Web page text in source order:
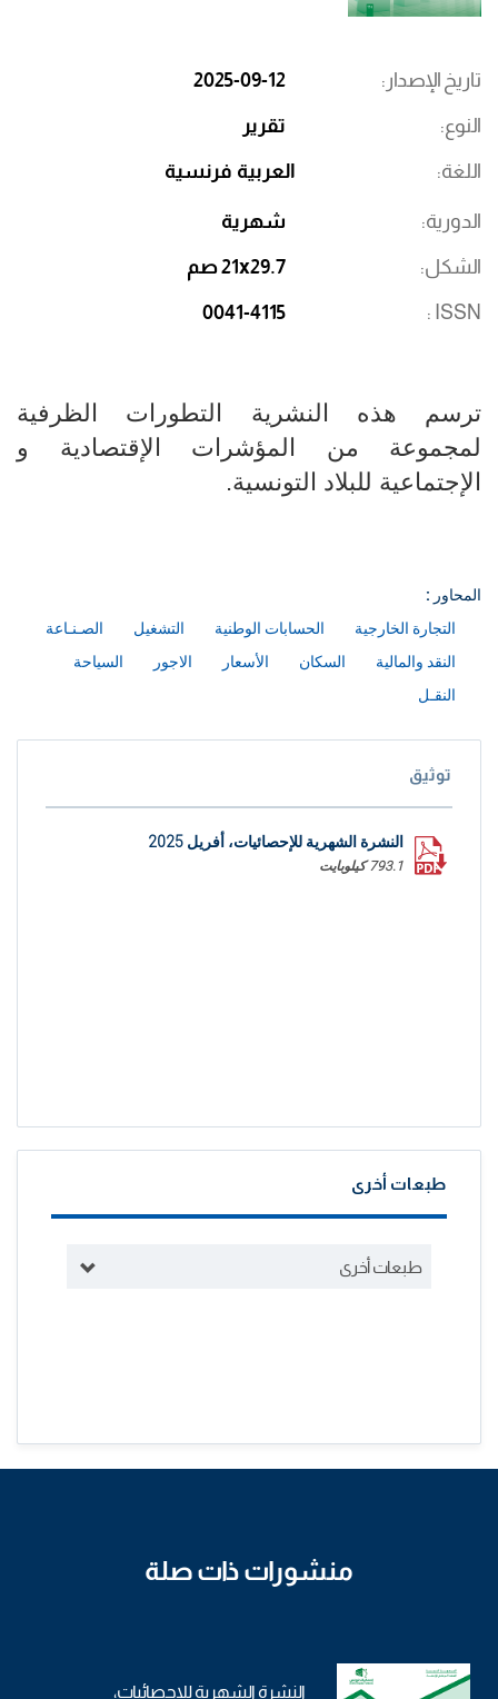
تاريخ الإصدار 2025-09-12
النوع تقرير
اللغة العربية فرنسية
الدورية شهرية
الشكل 21x29.7 صم
ISSN
0041-4115
ترسم هذه النشرية التطورات الظرفية
لمجموعة من المؤشرات الإقتصادية و
الإجتماعية للبلاد التونسية.​​​​​​​​​​​​​​
المحاور :
التجارة الخارجية
الحسابات الوطنية التشغيل
الصـنـاعة
النقد والمالية
السكان الأسعار الاجور
السياحة
النقـل
توثيق
النشرة الشهرية للإحصائيات، أفريل 2025
793.1 كيلوبايت
طبعات أخرى
طبعات أخرى
منشورات ذات صلة
النشرة الشهرية للإحصائيات،